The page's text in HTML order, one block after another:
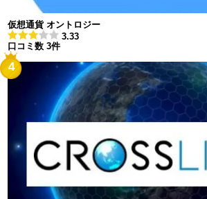
仮想通貨 オントロジー
3.33
口コミ数 3件
4